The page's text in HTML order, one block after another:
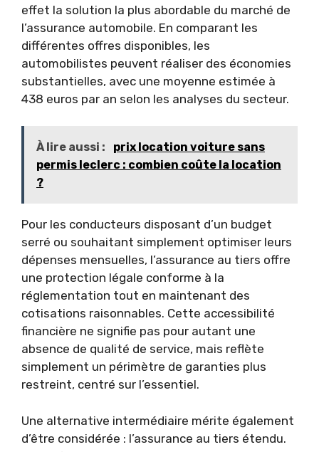
effet la solution la plus abordable du marché de
l’assurance automobile. En comparant les
différentes offres disponibles, les
automobilistes peuvent réaliser des économies
substantielles, avec une moyenne estimée à
438 euros par an selon les analyses du secteur.
À lire aussi :
prix location voiture sans
permis leclerc : combien coûte la location
?
Pour les conducteurs disposant d’un budget
serré ou souhaitant simplement optimiser leurs
dépenses mensuelles, l’assurance au tiers offre
une protection légale conforme à la
réglementation tout en maintenant des
cotisations raisonnables. Cette accessibilité
financière ne signifie pas pour autant une
absence de qualité de service, mais reflète
simplement un périmètre de garanties plus
restreint, centré sur l’essentiel.
Une alternative intermédiaire mérite également
d’être considérée : l’assurance au tiers étendu.